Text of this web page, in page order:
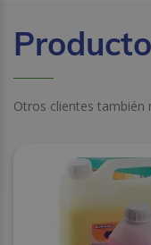
Otros clientes